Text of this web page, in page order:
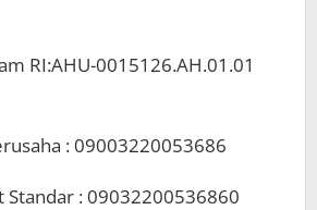
RI:AHU-0015126.AH.01.01
: 09003220053686
: 09032200536860